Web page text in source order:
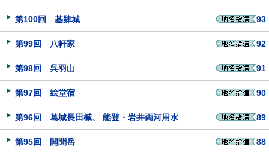
第100回 基肄城 93
第99回 八軒家 92
第98回 呉羽山 91
第97回 絵堂宿 90
第96回 葛城長田楲、 能登・岩井両河用水 89
第95回 開聞岳 88